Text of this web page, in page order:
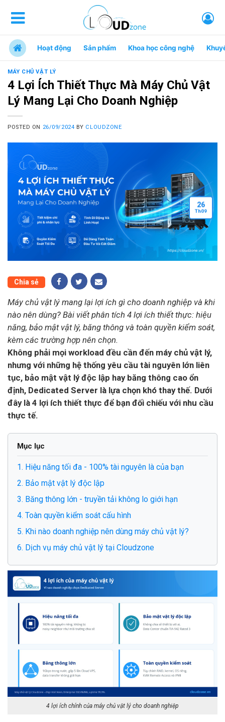
Hoạt động Sản phẩm Khoa học công nghệ
MÁY CHỦ VẬT LÝ
4 Lợi Ích Thiết Thực Mà Máy Chủ Vật
Lý Mang Lại Cho Doanh Nghiệp
POSTED ON 26/09/2024 BY CLOUDZONE
26
Th09
Chia sẻ
Máy chủ vật lý mang lại lợi ích gì cho doanh nghiệp và khi
nào nên dùng? Bài viết phân tích 4 lợi ích thiết thực: hiệu
năng, bảo mật vật lý, băng thông và toàn quyền kiểm soát,
kèm các trường hợp nên chọn.
Không phải mọi workload đều cần đến máy chủ vật lý,
nhưng với những hệ thống yêu cầu tài nguyên lớn liên
tục, bảo mật vật lý độc lập hay băng thông cao ổn
định, Dedicated Server là lựa chọn khó thay thế. Dưới
đây là 4 lợi ích thiết thực để bạn đối chiếu với nhu cầu
thực tế.
Mục lục
1. Hiệu năng tối đa - 100% tài nguyên là của bạn
2. Bảo mật vật lý độc lập
3. Băng thông lớn - truyền tải không lo giới hạn
4. Toàn quyền kiểm soát cấu hình
5. Khi nào doanh nghiệp nên dùng máy chủ vật lý?
6. Dịch vụ máy chủ vật lý tại Cloudzone
4 lợi ích chính của máy chủ vật lý cho doanh nghiệp